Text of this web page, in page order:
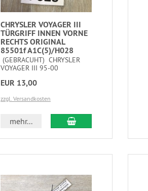
CHRYSLER VOYAGER III
TÜRGRIFF INNEN VORNE
RECHTS ORIGINAL
85501f A1C(5)/H028
(GEBRACUHT) CHRYSLER
VOYAGER III 95-00
EUR 13,00
zzgl. Versandkosten
mehr...